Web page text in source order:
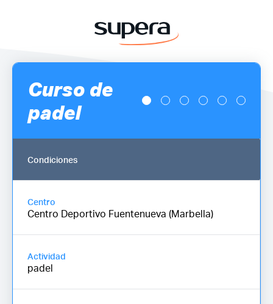
Curso de
padel
Condiciones
Centro
Centro Deportivo Fuentenueva (Marbella)
Actividad
padel